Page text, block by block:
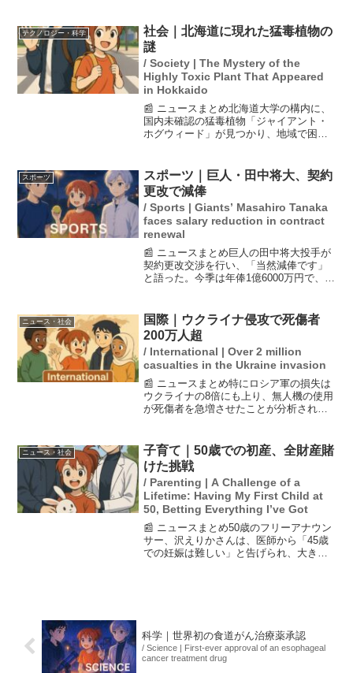
でいると述べています。一方で、連合の
芳野会長は国民民主党の...
テクノロジー・科学
社会｜北海道に現れた猛毒植物の
謎
/ Society | The Mystery of the
Highly Toxic Plant That Appeared
in Hokkaido
📰 ニュースまとめ北海道大学の構内に、
国内未確認の猛毒植物「ジャイアント・
ホグウィード」が見つかり、地域で困惑
こす毒性を持っており、特に太陽光に当
たるとその症状が悪化す...
スポーツ
スポーツ｜巨人・田中将大、契約
更改で減俸
/ Sports | Giants’ Masahiro Tanaka
faces salary reduction in contract
renewal
📰 ニュースまとめ巨人の田中将大投手が
契約更改交渉を行い、「当然減俸です」
と語った。今季は年俸1億6000万円で、日
た。田中は来季の目標として「日本一に
なりたい...
ニュース・社会
国際｜ウクライナ侵攻で死傷者
200万人超
/ International | Over 2 million
casualties in the Ukraine invasion
📰 ニュースまとめ特にロシア軍の損失は
ウクライナの8倍にも上り、無人機の使用
が死傷者を急増させたことが分析されて
のウクライナ侵攻が始まった2022年2月か
ら2026...
ニュース・社会
子育て｜50歳での初産、全財産賭
けた挑戦
/ Parenting | A Challenge of a
Lifetime: Having My First Child at
50, Betting Everything I’ve Got
📰 ニュースまとめ50歳のフリーアナウン
サー、沢えりかさんは、医師から「45歳
での妊娠は難しい」と告げられ、大きな
科学｜世界初の食道がん治療薬承認
/ Science | First-ever approval of an esophageal
cancer treatment drug